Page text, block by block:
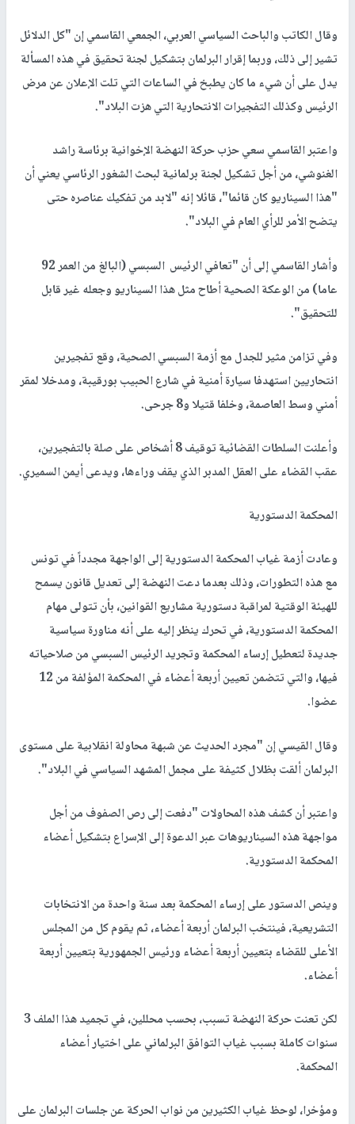
وقال الكاتب والباحث السياسي العربي، الجمعي القاسمي إن "كل الدلائل
تشير إلى ذلك، وربما إقرار البرلمان بتشكيل لجنة تحقيق في هذه المسألة
يدل على أن شيء ما كان يطبخ في الساعات التي تلت الإعلان عن مرض
الرئيس وكذلك التفجيرات الانتحارية التي هزت البلاد".
واعتبر القاسمي سعي حزب حركة النهضة الإخوانية برئاسة راشد
الغنوشي، من أجل تشكيل لجنة برلمانية لبحث الشغور الرئاسي يعني أن
"هذا السيناريو كان قائما"، قائلا إنه "لابد من تفكيك عناصره حتى
يتضح الأمر للرأي العام في البلاد".
وأشار القاسمي إلى أن "تعافي الرئيس السبسي (البالغ من العمر 92
عاما) من الوعكة الصحية أطاح مثل هذا السيناريو وجعله غير قابل
للتحقيق".
وفي تزامن مثير للجدل مع أزمة السبسي الصحية، وقع تفجيرين
انتحاريين استهدفا سيارة أمنية في شارع الحبيب بورقيبة، ومدخلا لمقر
أمني وسط العاصمة، وخلفا قتيلا و8 جرحى.
وأعلنت السلطات القضائية توقيف 8 أشخاص على صلة بالتفجيرين،
عقب القضاء على العقل المدبر الذي يقف وراءها، ويدعى أيمن السميري.
المحكمة الدستورية
وعادت أزمة غياب المحكمة الدستورية إلى الواجهة مجدداً في تونس
مع هذه التطورات، وذلك بعدما دعت النهضة إلى تعديل قانون يسمح
للهيئة الوقتية لمراقبة دستورية مشاريع القوانين، بأن تتولى مهام
المحكمة الدستورية، في تحرك ينظر إليه على أنه مناورة سياسية
جديدة لتعطيل إرساء المحكمة وتجريد الرئيس السبسي من صلاحياته
فيها، والتي تتضمن تعيين أربعة أعضاء في المحكمة المؤلفة من 12
عضوا.
وقال القيسي إن "مجرد الحديث عن شبهة محاولة انقلابية على مستوى
البرلمان ألقت بظلال كثيفة على مجمل المشهد السياسي في البلاد".
واعتبر أن كشف هذه المحاولات "دفعت إلى رص الصفوف من أجل
مواجهة هذه السيناريوهات عبر الدعوة إلى الإسراع بتشكيل أعضاء
المحكمة الدستورية.
وينص الدستور على إرساء المحكمة بعد سنة واحدة من الانتخابات
التشريعية، فينتخب البرلمان أربعة أعضاء، ثم يقوم كل من المجلس
الأعلى للقضاء بتعيين أربعة أعضاء ورئيس الجمهورية بتعيين أربعة
أعضاء.
لكن تعنت حركة النهضة تسبب، بحسب محللين، في تجميد هذا الملف 3
سنوات كاملة بسبب غياب التوافق البرلماني على اختيار أعضاء
المحكمة.
ومؤخرا، لوحظ غياب الكثيرين من نواب الحركة عن جلسات البرلمان على